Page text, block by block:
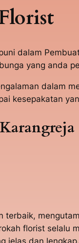
dalam
yang anda
dalam
kesepakatan
terbaik,
florist selalu
jelas dan lengkap.